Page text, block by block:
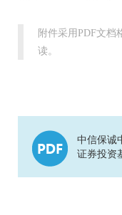
附件采用PDF文档
读。
中信保诚
证券投资